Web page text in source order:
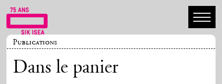
Publications
Dans le panier